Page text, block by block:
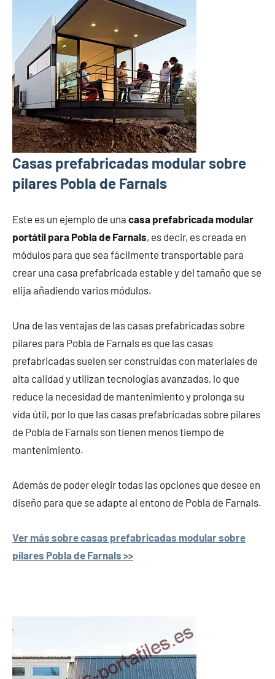
Casas prefabricadas modular sobre
pilares Pobla de Farnals
Este es un ejemplo de una casa prefabricada modular
portátil para Pobla de Farnals, es decir, es creada en
módulos para que sea fácilmente transportable para
crear una casa prefabricada estable y del tamaño que se
elija añadiendo varios módulos.
Una de las ventajas de las casas prefabricadas sobre
pilares para Pobla de Farnals es que las casas
prefabricadas suelen ser construidas con materiales de
alta calidad y utilizan tecnologías avanzadas, lo que
reduce la necesidad de mantenimiento y prolonga su
vida útil, por lo que las casas prefabricadas sobre pilares
de Pobla de Farnals son tienen menos tiempo de
mantenimiento.
Además de poder elegir todas las opciones que desee en
diseño para que se adapte al entono de Pobla de Farnals.
Ver más sobre casas prefabricadas modular sobre
pilares Pobla de Farnals >>